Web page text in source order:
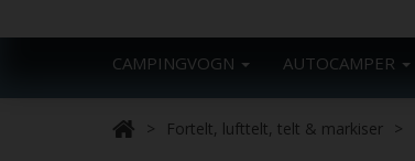
CAMPINGVOGN AUTOCAMPER
Fortelt, lufttelt, telt & markiser